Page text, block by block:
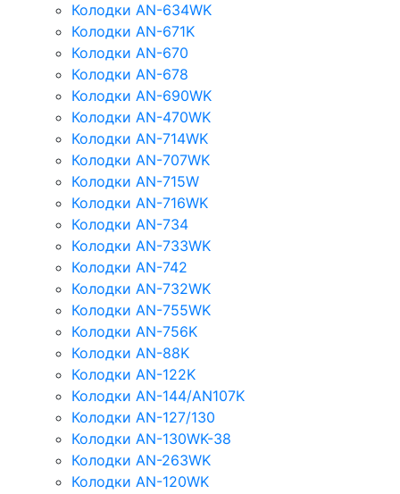
Колодки AN-634WK
Колодки AN-671K
Колодки AN-670
Колодки AN-678
Колодки AN-690WK
Колодки AN-470WK
Колодки AN-714WK
Колодки AN-707WK
Колодки AN-715W
Колодки AN-716WK
Колодки AN-734
Колодки AN-733WK
Колодки AN-742
Колодки AN-732WK
Колодки AN-755WK
Колодки AN-756K
Колодки AN-88K
Колодки AN-122K
Колодки AN-144/AN107K
Колодки AN-127/130
Колодки AN-130WK-38
Колодки AN-263WK
Колодки AN-120WK